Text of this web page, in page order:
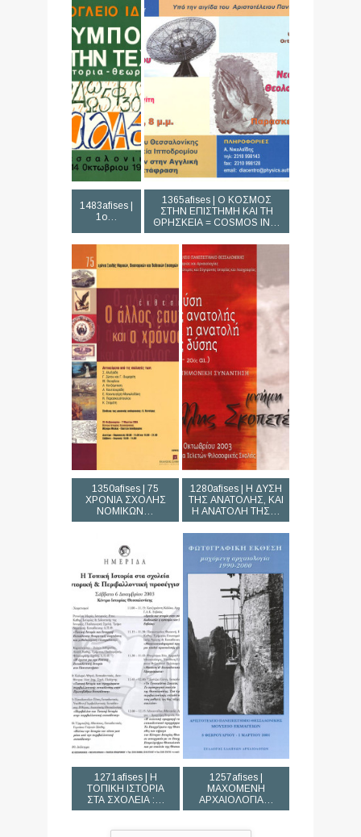
1483afises |
1ο…
1365afises | Ο ΚΟΣΜΟΣ
ΣΤΗΝ ΕΠΙΣΤΗΜΗ ΚΑΙ ΤΗ
ΘΡΗΣΚΕΙΑ = COSMOS IN…
1350afises | 75
ΧΡΟΝΙΑ ΣΧΟΛΗΣ
ΝΟΜΙΚΩΝ…
1280afises | Η ΔΥΣΗ
ΤΗΣ ΑΝΑΤΟΛΗΣ, ΚΑΙ
Η ΑΝΑΤΟΛΗ ΤΗΣ…
1271afises | Η
ΤΟΠΙΚΗ ΙΣΤΟΡΙΑ
ΣΤΑ ΣΧΟΛΕΙΑ :…
1257afises |
ΜΑΧΟΜΕΝΗ
ΑΡΧΑΙΟΛΟΓΙΑ…